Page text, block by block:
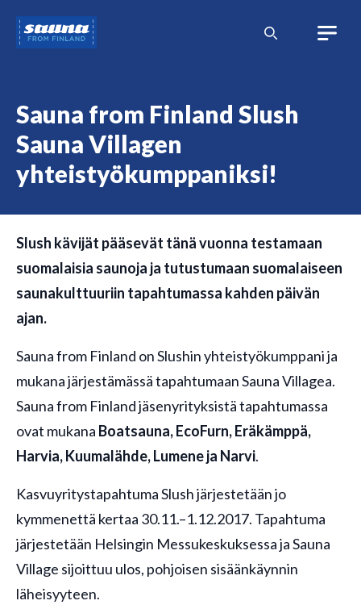
sisältöön
Sauna
from
Sauna from Finland Slush
Sauna Villagen
yhteistyökumppaniksi!
Slush kävijät pääsevät tänä vuonna testamaan
suomalaisia saunoja ja tutustumaan suomalaiseen
saunakulttuuriin tapahtumassa kahden päivän
ajan.
Sauna from Finland on Slushin yhteistyökumppani ja
mukana järjestämässä tapahtumaan Sauna Villagea.
Sauna from Finland jäsenyrityksistä tapahtumassa
ovat mukana Boatsauna, EcoFurn, Eräkämppä,
Harvia, Kuumalähde, Lumene ja Narvi.
Kasvuyritystapahtuma Slush järjestetään jo
kymmenettä kertaa 30.11.–1.12.2017. Tapahtuma
järjestetään Helsingin Messukeskuksessa ja Sauna
Village sijoittuu ulos, pohjoisen sisäänkäynnin
läheisyyteen.